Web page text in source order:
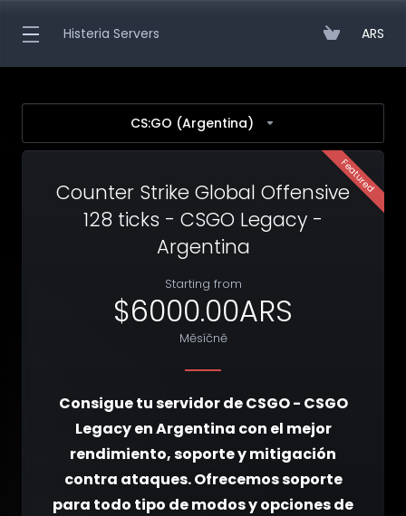
Histeria Servers ARS
CS:GO (Argentina)
Featured
Counter Strike Global Offensive
128 ticks - CSGO Legacy -
Argentina
Starting from
$6000.00ARS
Měsíčně
Consigue tu servidor de CSGO - CSGO
Legacy en Argentina con el mejor
rendimiento, soporte y mitigación
contra ataques. Ofrecemos soporte
para todo tipo de modos y opciones de